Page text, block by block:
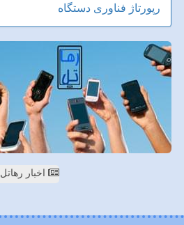
رپورتاژ فناوری دستگاه
اخبار رهاتل